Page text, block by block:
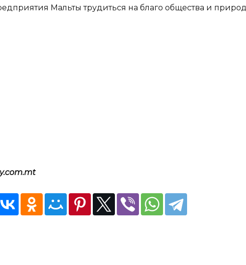
Мальты трудиться на благо общества и